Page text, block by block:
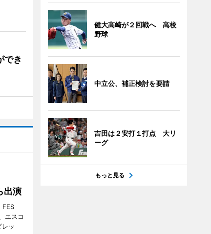
でき
出演
FES
エスコ
ッ
健大高崎が２回戦へ 高校
野球
中立公、補正検討を要請
吉田は２安打１打点 大リ
ーグ
もっと見る